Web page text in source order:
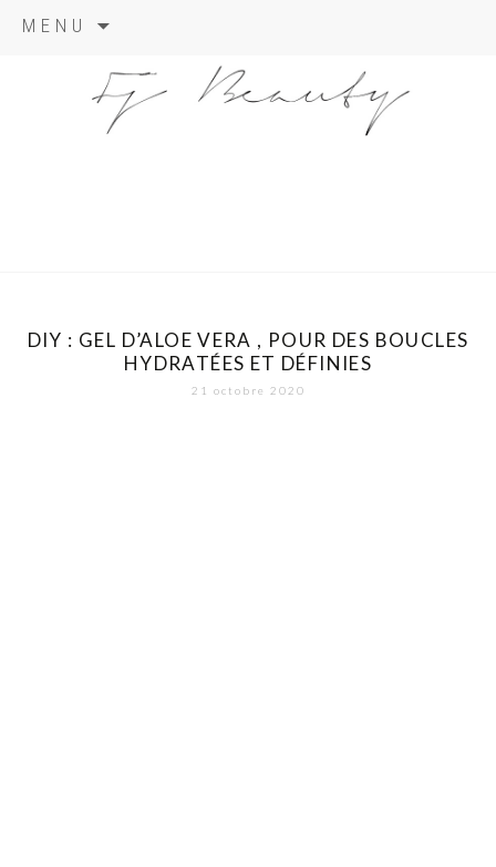
MENU
content
DIY : GEL D’ALOE VERA , POUR DES BOUCLES
HYDRATÉES ET DÉFINIES
21 octobre 2020